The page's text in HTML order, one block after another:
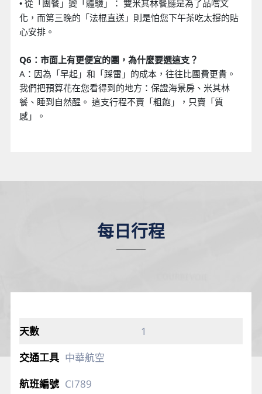
• 從「團餐」變「體驗」： 雙米其林餐廳是為了品嚐文
化，而第三晚的「法棍直送」則是怕您下午茶吃太撐的貼
心安排。
Q6：市面上有更便宜的團，為什麼要選這支？
A：因為「早起」和「踩雷」的成本，往往比團費更貴。
我們把預算花在您看得到的地方：保證海景房、米其林
餐、睡到自然醒。 這支行程不賣「粗飽」，只賣「質
感」。
每日行程
1
中華航空
CI789